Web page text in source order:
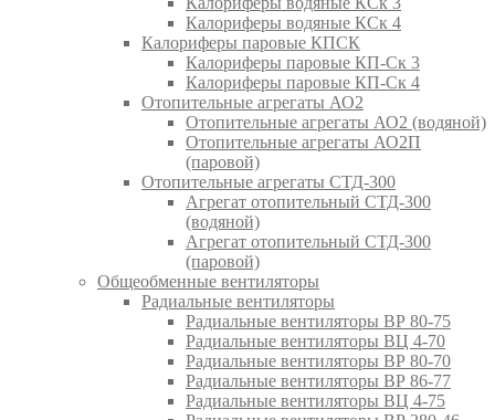
Калориферы водяные КСк 4
Калориферы паровые КПСК
Калориферы паровые КП-Ск 3
Калориферы паровые КП-Ск 4
Отопительные агрегаты АО2
Отопительные агрегаты АО2 (водяной)
Отопительные агрегаты АО2П
(паровой)
Отопительные агрегаты СТД-300
Агрегат отопительный СТД-300
(водяной)
Агрегат отопительный СТД-300
(паровой)
Общеобменные вентиляторы
Радиальные вентиляторы
Радиальные вентиляторы ВР 80-75
Радиальные вентиляторы ВЦ 4-70
Радиальные вентиляторы ВР 80-70
Радиальные вентиляторы ВР 86-77
Радиальные вентиляторы ВЦ 4-75